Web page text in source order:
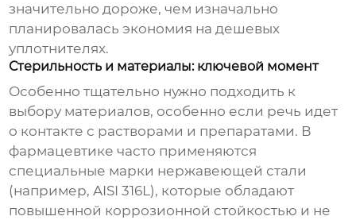
значительно дороже, чем изначально
планировалась экономия на дешевых
уплотнителях.
Стерильность и материалы: ключевой момент
Особенно тщательно нужно подходить к
выбору материалов, особенно если речь идет
о контакте с растворами и препаратами. В
фармацевтике часто применяются
специальные марки нержавеющей стали
(например, AISI 316L), которые обладают
повышенной коррозионной стойкостью и не